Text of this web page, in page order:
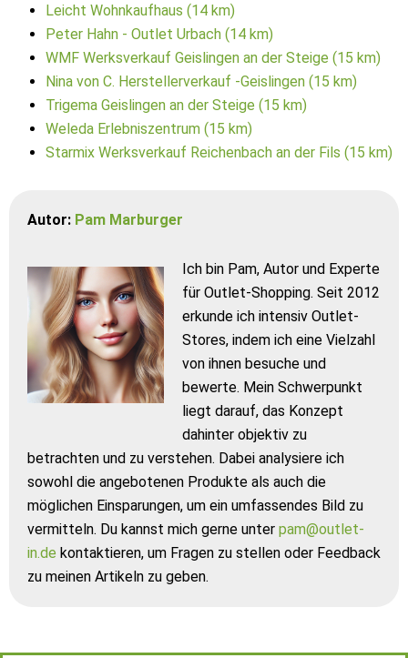
Leicht Wohnkaufhaus (14 km)
Peter Hahn - Outlet Urbach (14 km)
WMF Werksverkauf Geislingen an der Steige (15 km)
Nina von C. Herstellerverkauf -Geislingen (15 km)
Trigema Geislingen an der Steige (15 km)
Weleda Erlebniszentrum (15 km)
Starmix Werksverkauf Reichenbach an der Fils (15 km)
Autor: Pam Marburger
Ich bin Pam, Autor und Experte
für Outlet-Shopping. Seit 2012
erkunde ich intensiv Outlet-
Stores, indem ich eine Vielzahl
von ihnen besuche und
bewerte. Mein Schwerpunkt
liegt darauf, das Konzept
dahinter objektiv zu
betrachten und zu verstehen. Dabei analysiere ich
sowohl die angebotenen Produkte als auch die
möglichen Einsparungen, um ein umfassendes Bild zu
vermitteln. Du kannst mich gerne unter pam@outlet-
in.de kontaktieren, um Fragen zu stellen oder Feedback
zu meinen Artikeln zu geben.